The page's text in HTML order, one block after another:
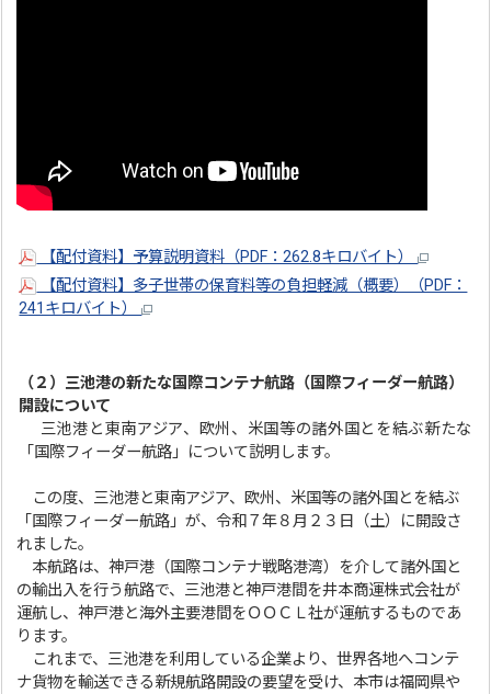
【配付資料】予算説明資料（PDF：262.8キロバイト）
【配付資料】多子世帯の保育料等の負担軽減（概要）（PDF：
241キロバイト）
（２） 三池港の新たな国際コンテナ航路（国際フィーダー航路）
開設について
三池港と東南アジア、欧州、米国等の諸外国とを結ぶ新たな
「国際フィーダー航路」について説明します。
この度、三池港と東南アジア、欧州、米国等の諸外国とを結ぶ
「国際フィーダー航路」が、令和７年８月２３日（土）に開設さ
れました。
本航路は、神戸港（国際コンテナ戦略港湾）を介して諸外国と
の輸出入を行う航路で、三池港と神戸港間を井本商運株式会社が
運航し、神戸港と海外主要港間をＯＯＣＬ社が運航するものであ
ります。
これまで、三池港を利用している企業より、世界各地へコンテ
ナ貨物を輸送できる新規航路開設の要望を受け、本市は福岡県や